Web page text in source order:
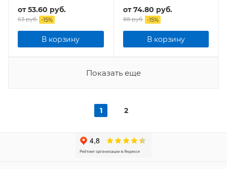
от53.60 руб.
63 руб. -15%
В корзину
от74.80 руб.
88 руб. -15%
В корзину
Показать еще
1 2